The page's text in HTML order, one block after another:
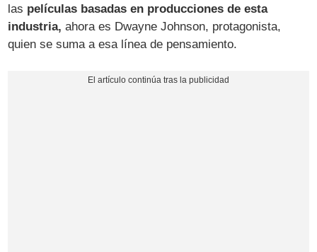
las películas basadas en producciones de esta
industria, ahora es Dwayne Johnson, protagonista,
quien se suma a esa línea de pensamiento.